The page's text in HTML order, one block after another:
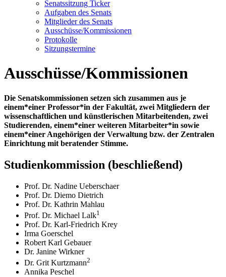
Senatssitzung Ticker
Aufgaben des Senats
Mitglieder des Senats
Ausschüsse/Kommissionen
Protokolle
Sitzungstermine
Ausschüsse/Kommissionen
Die Senatskommissionen setzen sich zusammen aus je
einem*einer Professor*in der Fakultät, zwei Mitgliedern der
wissenschaftlichen und künstlerischen Mitarbeitenden, zwei
Studierenden, einem*einer weiteren Mitarbeiter*in sowie
einem*einer Angehörigen der Verwaltung bzw. der Zentralen
Einrichtung mit beratender Stimme.
Studienkommission (beschließend)
Prof. Dr. Nadine Ueberschaer
Prof. Dr. Diemo Dietrich
Prof. Dr. Kathrin Mahlau
Prof. Dr. Michael Lalk1
Prof. Dr. Karl-Friedrich Krey
Irma Goerschel
Robert Karl Gebauer
Dr. Janine Wirkner
Dr. Grit Kurtzmann2
Annika Peschel